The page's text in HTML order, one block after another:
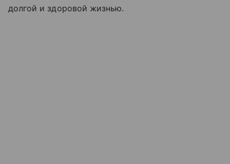
долгой и здоровой жизнью.